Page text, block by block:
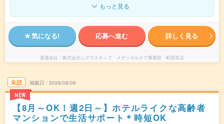
もっと見る
気になる! 応募へ進む 詳しく見る
派遣会社 株式会社シグマスタッフ メディカルケア事業部 町田支店
未読
NEW
掲載日 2026/08/06
【8月～OK！週2日～】ホテルライクな高齢者
マンションで生活サポート＊時短OK